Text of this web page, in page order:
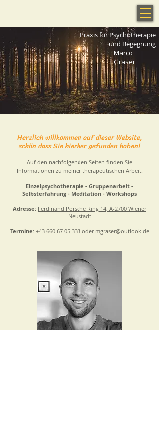
Praxis für Psychotherapie
und Begegnung
Marco
Graser
Herzlich willkommen auf dieser Website,
schön dass Sie hierher gefunden haben!
Auf den nachfolgenden Seiten finden Sie
Informationen zu meiner therapeutischen Arbeit.
Einzelpsychotherapie - Gruppenarbeit -
Selbsterfahrung - Meditation - Workshops
Adresse: Ferdinand Porsche Ring 14, A-2700 Wiener
Neustadt
Termine: +43 660 67 05 333oder mgraser@outlook.de